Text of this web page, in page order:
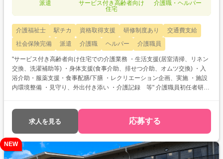
派遣
サービス付き高齢者向け
住宅
介護職・ヘルパー
介護福祉士 駅チカ 資格取得支援 研修制度あり
交通費支給
社会保険完備
派遣 介護職 ヘルパー 介護職員
"サービス付き高齢者向け住宅での介護業務 ・生活支援(居室清掃、リネン
交換、洗濯補助等) ・身体支援(食事介助、排せつ介助、オムツ交換) ・入
浴介助・服薬支援・食事配膳/下膳 ・レクリエーション企画、実施 ・施設
内環境整備 ・見守り、外出付き添い ・介護記録 等" 介護職員初任者研
求人を見る 応募する
NEW